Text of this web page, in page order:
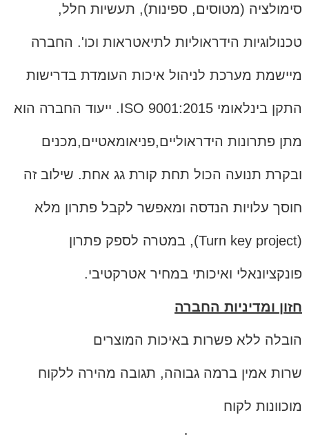
סימולציה (מטוסים, ספינות), תעשיות חלל,
טכנולוגיות הידראוליות לתיאטראות וכו'. החברה
מיישמת מערכת לניהול איכות העומדת בדרישות
התקן בינלאומי ISO 9001:2015. ייעוד החברה הוא
מתן פתרונות הידראוליים,פניאומאטיים,מכנים
ובקרת תנועה הכול תחת קורת גג אחת. שילוב זה
חוסך עלויות הנדסה ומאפשר לקבל פתרון מלא
(Turn key project), במטרה לספק פתרון
פונקציונאלי ואיכותי במחיר אטרקטיבי.
חזון ומדיניות החברה
הובלה ללא פשרות באיכות המוצרים
שרות אמין ברמה גבוהה, תגובה מהירה ללקוח
מוכוונות לקוח